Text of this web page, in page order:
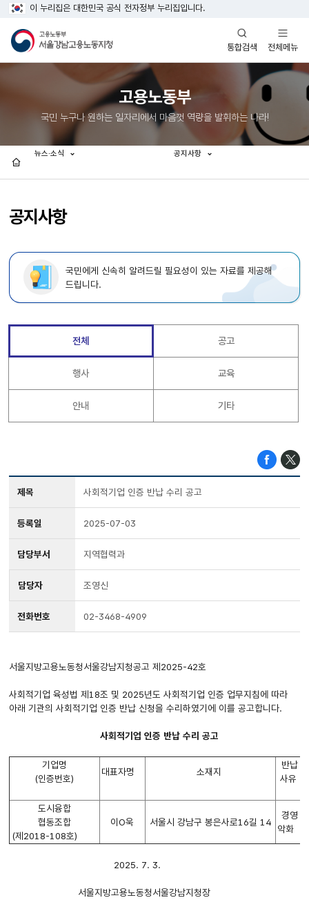
이 누리집은 대한민국 공식 전자정부 누리집입니다.
통합검색
열기
전체메뉴
열기
고용노동부
국민 누구나 원하는 일자리에서 마음껏 역량을 발휘하는 나라!
공지사항
뉴스·소식 공지사항
국민에게 신속히 알려드릴 필요성이 있는 자료를 제공해
드립니다.
전체 공고
행사 교육
안내 기타
제목 사회적기업 인증 반납 수리 공고
등록일 2025-07-03
담당부서 지역협력과
담당자 조영신
전화번호 02-3468-4909
서울지방고용노동청서울강남지청공고 제2025-42호
사회적기업 육성법 제18조 및 2025년도 사회적기업 인증 업무지침에 따라
아래 기관의 사회적기업 인증 반납 신청을 수리하였기에 이를 공고합니다.
사회적기업 인증 반납 수리 공고
기업명
(인증번호)
대표자명 소재지
반납
사유
도시융합
협동조합
(제2018-108호)
이O욱 서울시 강남구 봉은사로16길 14
경영
악화
2025. 7. 3.
서울지방고용노동청서울강남지청장